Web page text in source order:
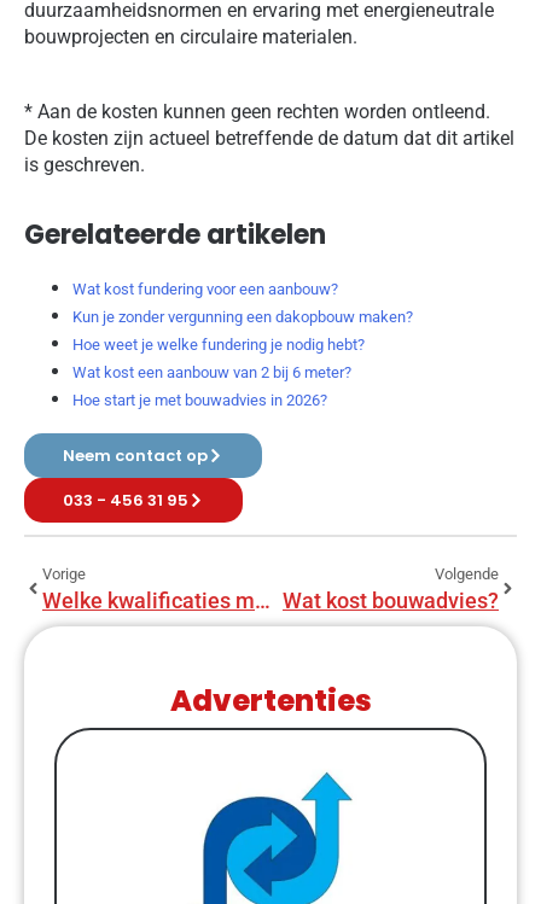
duurzaamheidsnormen en ervaring met energieneutrale
bouwprojecten en circulaire materialen.
* Aan de kosten kunnen geen rechten worden ontleend.
De kosten zijn actueel betreffende de datum dat dit artikel
is geschreven.
Gerelateerde artikelen
Wat kost fundering voor een aanbouw?
Kun je zonder vergunning een dakopbouw maken?
Hoe weet je welke fundering je nodig hebt?
Wat kost een aanbouw van 2 bij 6 meter?
Hoe start je met bouwadvies in 2026?
Neem contact op
033 - 456 31 95
Vorige
Welke kwalificaties moet een bouwadviseur hebben?
Volgende
Wat kost bouwadvies?
Advertenties